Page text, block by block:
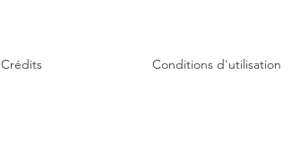
Crédits Conditions d'utilisation